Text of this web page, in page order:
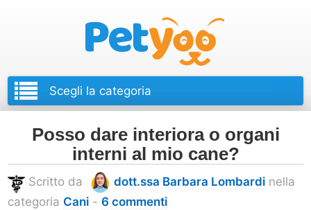
Posso dare interiora o organi
interni al mio cane?
Scritto da dott.ssa Barbara Lombardi nella
categoria Cani - 6 commenti